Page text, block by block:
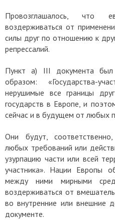
Провозглашалось, что
воздерживаться от
силы друг по отношению к
репрессалий.
Пункт а) III документа был
образом: «Государства-
нерушимые все границы
государств в Европе, и
сейчас и в будущем от любых
Они будут,
любых требований или
узурпацию части или всей
участника». Нации Европы
между ними мирными
воздерживаться от
во внутренние или внешние
документе.